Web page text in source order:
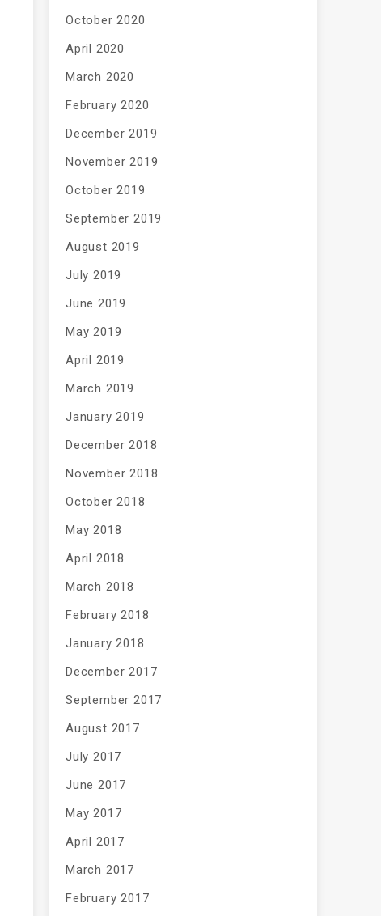
October 2020
April 2020
March 2020
February 2020
December 2019
November 2019
October 2019
September 2019
August 2019
July 2019
June 2019
May 2019
April 2019
March 2019
January 2019
December 2018
November 2018
October 2018
May 2018
April 2018
March 2018
February 2018
January 2018
December 2017
September 2017
August 2017
July 2017
June 2017
May 2017
April 2017
March 2017
February 2017